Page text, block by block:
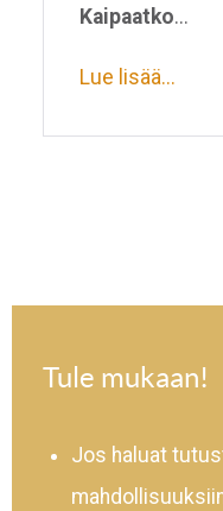
Kaipaatko...
Lue lisää...
Tule mukaan!
Jos haluat